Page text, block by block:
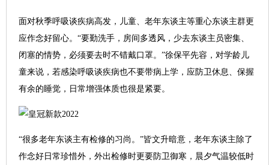
面对秋季呼吸谈疾病高发，儿童、老年东谈主等重心东谈主群更
应作念好留心。“要勤洗手，房间多透风，少去东谈主员密集、
闭塞的情势，必须要去时不错戴口罩。”徐保平先容，对学龄儿
童来说，若感染呼吸谈疾病也不要带病上学，应防卫休息、保握
有余的睡觉，日常增强体质也很是紧要。
“很多老年东谈主有检修的习尚。”皆文升暗意，老年东谈主除了
作念好日常珍惜外，外出检修时更要防卫御寒，晨夕气温较低时